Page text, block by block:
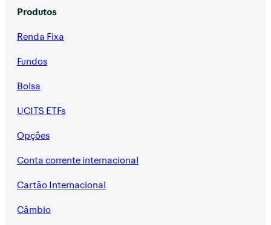
Produtos
Renda Fixa
Fundos
Bolsa
UCITS ETFs
Opções
Conta corrente internacional
Cartão Internacional
Câmbio